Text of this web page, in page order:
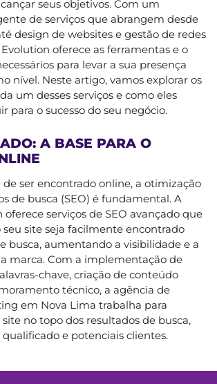
seus objetivos. Com um
de serviços que abrangem desde
design de websites e gestão de redes
oferece as ferramentas e o
para levar a sua presença
nível. Neste artigo, vamos explorar os
um desses serviços e como eles
para o sucesso do seu negócio.
A BASE PARA O
ser encontrado online, a otimização
de busca (SEO) é fundamental. A
serviços de SEO avançado que
site seja facilmente encontrado
busca, aumentando a visibilidade e a
marca. Com a implementação de
chave, criação de conteúdo
técnico, a agência de
em Nova Lima trabalha para
no topo dos resultados de busca,
e potenciais clientes.